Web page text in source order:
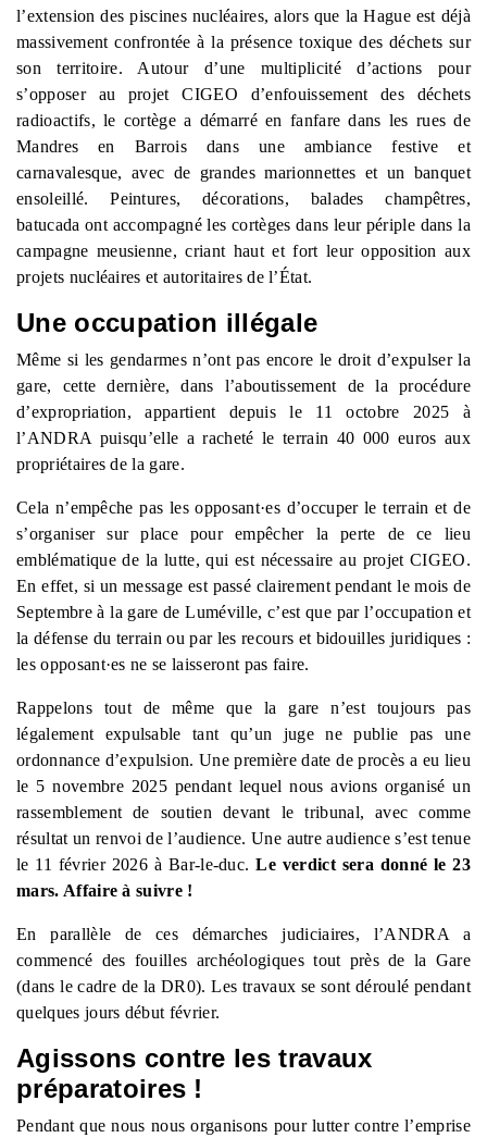
l’extension des piscines nucléaires, alors que la Hague est déjà
massivement confrontée à la présence toxique des déchets sur
son territoire. Autour d’une multiplicité d’actions pour
s’opposer au projet CIGEO d’enfouissement des déchets
radioactifs, le cortège a démarré en fanfare dans les rues de
Mandres en Barrois dans une ambiance festive et
carnavalesque, avec de grandes marionnettes et un banquet
ensoleillé. Peintures, décorations, balades champêtres,
batucada ont accompagné les cortèges dans leur périple dans la
campagne meusienne, criant haut et fort leur opposition aux
projets nucléaires et autoritaires de l’État.
Une occupation illégale
Même si les gendarmes n’ont pas encore le droit d’expulser la
gare, cette dernière, dans l’aboutissement de la procédure
d’expropriation, appartient depuis le 11 octobre 2025 à
l’ANDRA puisqu’elle a racheté le terrain 40 000 euros aux
propriétaires de la gare.
Cela n’empêche pas les opposant·es d’occuper le terrain et de
s’organiser sur place pour empêcher la perte de ce lieu
emblématique de la lutte, qui est nécessaire au projet CIGEO.
En effet, si un message est passé clairement pendant le mois de
Septembre à la gare de Luméville, c’est que par l’occupation et
la défense du terrain ou par les recours et bidouilles juridiques :
les opposant·es ne se laisseront pas faire.
Rappelons tout de même que la gare n’est toujours pas
légalement expulsable tant qu’un juge ne publie pas une
ordonnance d’expulsion. Une première date de procès a eu lieu
le 5 novembre 2025 pendant lequel nous avions organisé un
rassemblement de soutien devant le tribunal, avec comme
résultat un renvoi de l’audience. Une autre audience s’est tenue
le 11 février 2026 à Bar-le-duc.Le verdict sera donné le 23
mars. Affaire à suivre !
En parallèle de ces démarches judiciaires, l’ANDRA a
commencé des fouilles archéologiques tout près de la Gare
(dans le cadre de la DR0). Les travaux se sont déroulé pendant
quelques jours début février.
Agissons contre les travaux
préparatoires !
Pendant que nous nous organisons pour lutter contre l’emprise